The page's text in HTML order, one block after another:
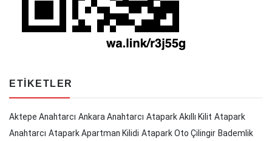
ETIKETLER
Aktepe Anahtarcı Ankara Anahtarcı Atapark Akıllı Kilit Atapark
Anahtarcı Atapark Apartman Kilidi Atapark Oto Çilingir Bademlik